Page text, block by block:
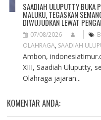
SAADIAH ULUPUTTY BUKA
MALUKU, TEGASKAN
DIWUJUDKAN LEWAT
07/08/2026
OLAHRAGA, SAADIAH
Ambon,
XIII, Saadiah Uluputty,
Olahraga jajaran...
KOMENTAR ANDA: